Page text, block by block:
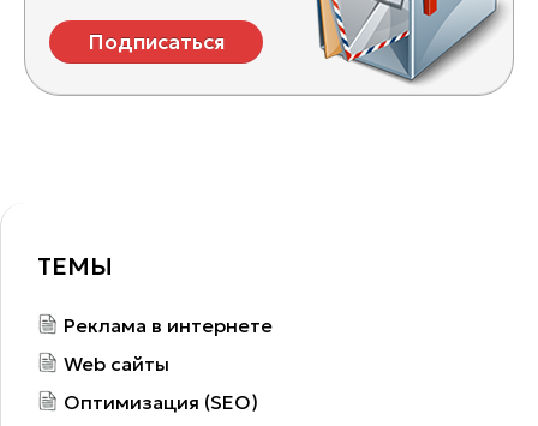
Подписаться
ТЕМЫ
Реклама в интернете
Web сайты
Оптимизация (SEO)